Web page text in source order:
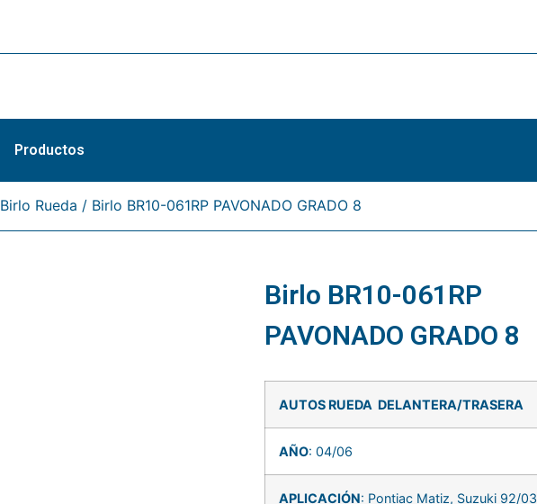
Productos
Birlo Rueda / Birlo BR10-061RP PAVONADO GRADO 8
Birlo BR10-061RP
PAVONADO GRADO 8
AUTOS RUEDA DELANTERA/TRASERA
AÑO: 04/06
APLICACIÓN: Pontiac Matiz, Suzuki 92/03